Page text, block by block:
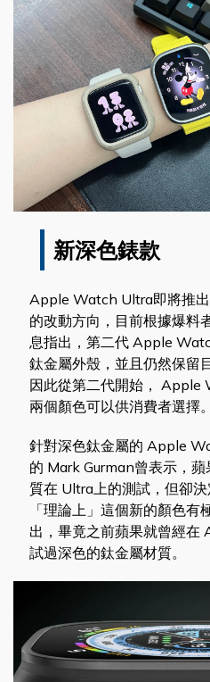
新深色錶款
Apple Watch Ultra即將推
的改動方向，目前根據爆料
息指出，第二代 Apple
鈦金屬外殼，並且仍然保留
因此從第二代開始， Apple
兩個顏色可以供消費者選擇。
針對深色鈦金屬的 Apple
的 Mark Gurman曾表示，
質在 Ultra上的測試，但卻
「理論上」這個新的顏色有
出，畢竟之前蘋果就曾經在
試過深色的鈦金屬材質。